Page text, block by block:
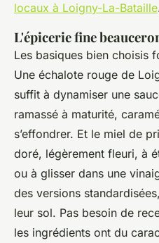
locaux à Loigny-La-Bataille
L'épicerie fine
Les basiques bien choisis
Une échalote rouge de
suffit à dynamiser une
ramassé à maturité,
s’effondrer. Et le miel de
doré, légèrement fleuri, à
ou à glisser dans une
des versions
leur sol. Pas besoin de
les ingrédients ont du